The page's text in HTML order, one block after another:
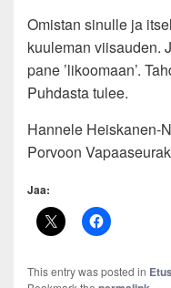
Omistan sinulle ja
kuuleman viisauden.
pane ’likoomaan’.
Puhdasta tulee.
Hannele Heiskanen-
Porvoon
Jaa:
This entry was posted in